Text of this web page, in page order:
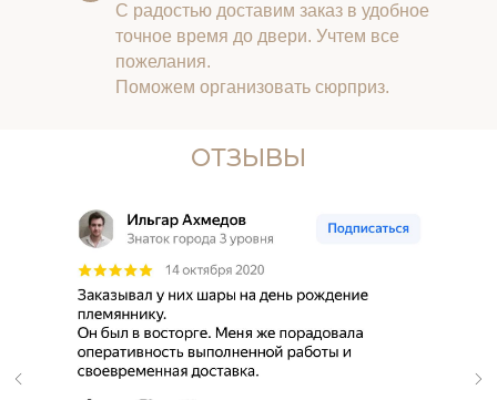
С радостью доставим заказ в удобное
точное время до двери. Учтем все
пожелания.
Поможем организовать сюрприз.
ОТЗЫВЫ